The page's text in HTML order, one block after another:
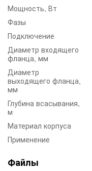
Мощность, Вт
Фазы
Подключение
Диаметр входящего
фланца, мм
Диаметр
выходящего фланца,
мм
Глубина всасывания,
м
Материал корпуса
Применение
Файлы